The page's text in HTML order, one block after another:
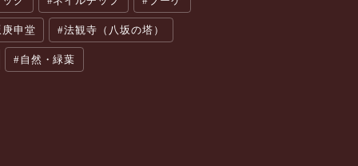
庚申堂 法観寺（八坂の塔）
自然・緑葉